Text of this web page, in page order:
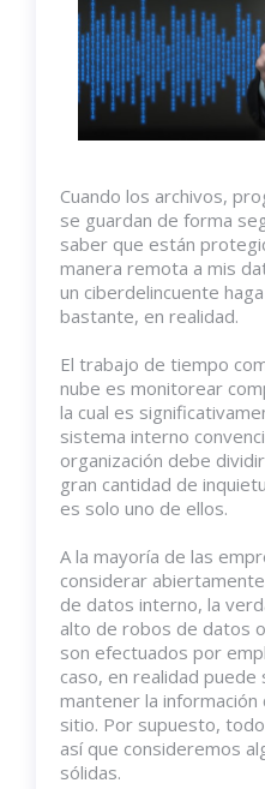
Cuando los archivos,
se guardan de forma
saber que están
manera remota a mis
un ciberdelincuente
bastante, en realidad.
El trabajo de tiempo
nube es monitorear
la cual es
sistema interno
organización debe
gran cantidad de
es solo uno de ellos.
A la mayoría de las
considerar
de datos interno, la
alto de robos de datos
son efectuados por
caso, en realidad
mantener la información
sitio. Por supuesto,
así que consideremos
sólidas.